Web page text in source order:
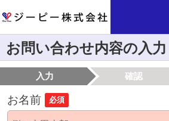
お問い合わせ内容の入力
入力 確認
お名前 必須